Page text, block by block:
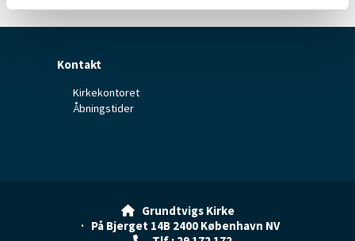
Kontakt
Kirkekontoret
Åbningstider
Grundtvigs Kirke
· På Bjerget 14B 2400 København NV